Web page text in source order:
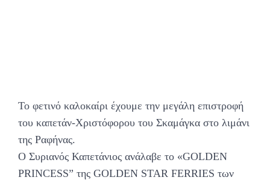
Το φετινό καλοκαίρι έχουμε την μεγάλη επιστροφή
του καπετάν-Χριστόφορου του Σκαμάγκα στο λιμάνι
της Ραφήνας.
Ο Συριανός Καπετάνιος ανάλαβε το «GOLDEN
PRINCESS” της GOLDEN STAR FERRIES των